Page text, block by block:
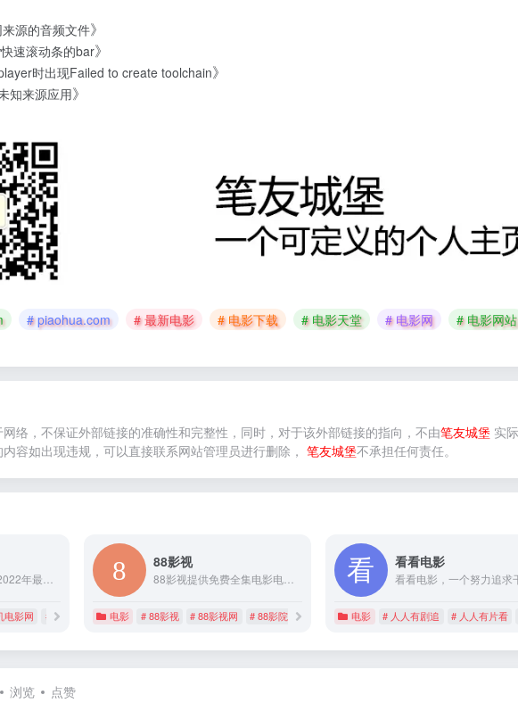
源的音频文件》
速滚动条的bar》
时出现Failed to create toolchain》
知来源应用》
# piaohua.com # 最新电影 # 电影下载 # 电影天堂 # 电影网 # 电影网站
络，不保证外部链接的准确性和完整性，同时，对于该外部链接的指向，不由笔友城堡 实
容如出现违规，可以直接联系网站管理员进行删除， 笔友城堡不承担任何责任。
电影网 # 瓜子西瓜
88影视
88影视提供免费全集电影电视剧、无广告动漫、热播美剧、综艺节目排行榜、最新高清日剧、完整未删减韩剧等在线观看服务。
电影 # 88影视 # 88影视网 # 88影院
看看电影
电影 # 人人有剧追 # 人人有片看
浏览 点赞